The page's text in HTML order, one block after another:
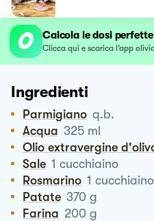
Calcola le dosi
Clicca qui e scarica l’app
Ingredienti
Parmigiano q.b.
Acqua 325 ml
Olio extravergine
Sale 1 cucchiaino
Rosmarino 1 cucchiaino
Patate 370 g
Farina 200 g